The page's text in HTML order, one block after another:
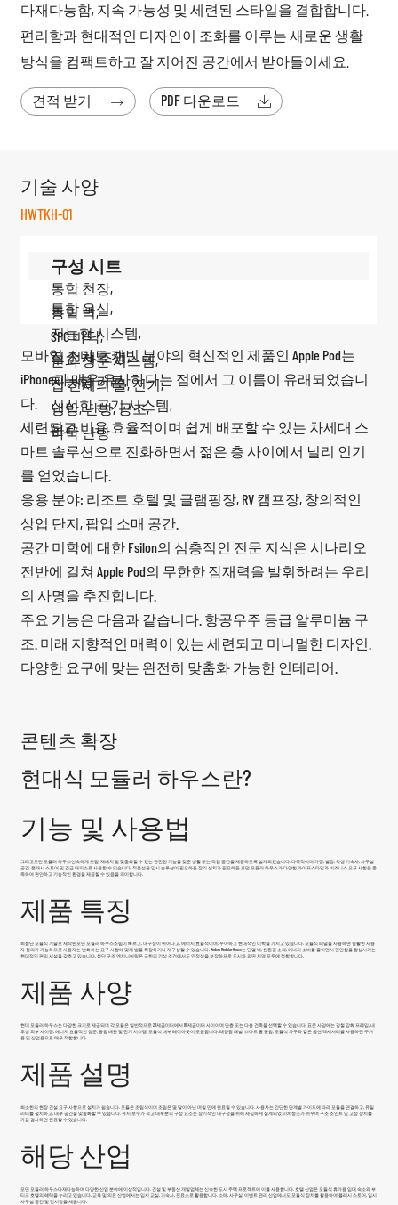
다재다능함, 지속 가능성 및 세련된 스타일을 결합합니다.
편리함과 현대적인 디자인이 조화를 이루는 새로운 생활
방식을 컴팩트하고 잘 지어진 공간에서 받아들이세요.
견적 받기  PDF 다운로드 
기술 사양
HWTKH-01
구성 시트
통합 천장,
통합 벽,
SPC 바닥,
문과 창문 시스템,
집 전체의 물, 전기,
냉방, 난방, 공조,
바닥 난방
통합 욕실,
지능형 시스템,
집 전체 조명,
지능형 커튼,
신선한 공기 시스템,
온수
모바일 스마트 캐빈 분야의 혁신적인 제품인 Apple Pod는
iPhone과 매우 유사하다는 점에서 그 이름이 유래되었습니
다.
세련되고 비용 효율적이며 쉽게 배포할 수 있는 차세대 스
마트 솔루션으로 진화하면서 젊은 층 사이에서 널리 인기
를 얻었습니다.
응용 분야: 리조트 호텔 및 글램핑장, RV 캠프장, 창의적인
상업 단지, 팝업 소매 공간.
공간 미학에 대한 Fsilon의 심층적인 전문 지식은 시나리오
전반에 걸쳐 Apple Pod의 무한한 잠재력을 발휘하려는 우리
의 사명을 추진합니다.
주요 기능은 다음과 같습니다. 항공우주 등급 알루미늄 구
조. 미래 지향적인 매력이 있는 세련되고 미니멀한 디자인.
다양한 요구에 맞는 완전히 맞춤화 가능한 인테리어.
콘텐츠 확장
현대식 모듈러 하우스란?
기능 및 사용법
그리고모던 모듈러 하우스신속하게 조립, 재배치 및 맞춤화할 수 있는 완전한 기능을 갖춘 생활 또는 작업 공간을 제공하도록 설계되었습니다. 다목적이며 가정, 별장, 학생 기숙사, 사무실
공간, 플래시 스토어 및 긴급 대피소로 사용할 수 있습니다. 적응성은 임시 솔루션이 필요하든 장기 설치가 필요하든 모던 모듈러 하우스가 다양한 라이프스타일과 비즈니스 요구 사항을 충
족하여 편안하고 기능적인 환경을 제공할 수 있음을 의미합니다.
제품 특징
최첨단 모듈식 기술로 제작된모던 모듈러 하우스조립이 빠르고, 내구성이 뛰어나고, 에너지 효율적이며, 우아하고 현대적인 미학을 가지고 있습니다. 모듈식 패널을 사용하면 원활한 사용
자 정의가 가능하므로 사용자는 변화하는 요구 사항에 맞게 방을 확장하거나 재구성할 수 있습니다. Modern Modular House는 단열 벽, 친환경 소재, 에너지 소비를 줄이면서 편안함을 향상시키는
현대적인 편의 시설을 갖추고 있습니다. 첨단 구조 엔지니어링은 극한의 기상 조건에서도 안정성을 보장하므로 도시와 외딴 지역 모두에 적합합니다.
제품 사양
현대 모듈러 하우스는 다양한 크기로 제공되며 각 모듈은 일반적으로 20제곱미터에서 80제곱미터 사이이며 단층 또는 다층 건축을 선택할 수 있습니다. 표준 사양에는 강철 강화 프레임, 내
후성 외부 사이딩, 에너지 효율적인 창문, 통합 배관 및 전기 시스템, 모듈식 내부 레이아웃이 포함됩니다. 태양광 패널, 스마트 홈 통합, 모듈식 가구와 같은 옵션 액세서리를 사용하면 주거
용 및 상업용으로 매우 적합합니다.
제품 설명
최소한의 현장 건설 요구 사항으로 설치가 쉽습니다. 모듈은 조립식이며 조립은 몇 달이 아닌 며칠 만에 완료될 수 있습니다. 사용자는 간단한 단계별 가이드에 따라 모듈을 연결하고, 유틸
리티를 설치하고, 내부 공간을 맞춤화할 수 있습니다. 유지 보수가 적고 대부분의 구성 요소는 장기적인 내구성을 위해 세심하게 설계되었으며 청소가 쉬우며 구조 조인트 및 고정 장치를
가끔 검사하면 완료할 수 있습니다.
해당 산업
모던 모듈러 하우스다재다능하며 다양한 산업 분야에 이상적입니다. 건설 및 부동산 개발업체는 신속한 도시 주택 프로젝트에 이를 사용합니다. 호텔 산업은 모듈식 휴가용 임대 숙소와 부
티크 호텔의 혜택을 누리고 있습니다. 교육 및 의료 산업에서는 임시 교실, 기숙사, 진료소로 활용합니다. 소매, 사무실, 이벤트 관리 산업에서도 모듈식 장치를 활용하여 플래시 스토어, 임시
사무실 공간 및 전시장을 세웁니다.